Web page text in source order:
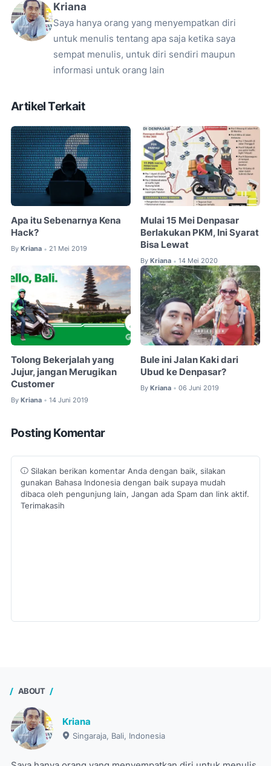
Kriana
Saya hanya orang yang menyempatkan diri
untuk menulis tentang apa saja ketika saya
sempat menulis, untuk diri sendiri maupun
informasi untuk orang lain
Artikel Terkait
Apa itu Sebenarnya Kena
Hack?
By Kriana • 21 Mei 2019
Mulai 15 Mei Denpasar
Berlakukan PKM, Ini Syarat
Bisa Lewat
By Kriana • 14 Mei 2020
Tolong Bekerjalah yang
Jujur, jangan Merugikan
Customer
By Kriana • 14 Juni 2019
Bule ini Jalan Kaki dari
Ubud ke Denpasar?
By Kriana • 06 Juni 2019
Posting Komentar
Silakan berikan komentar Anda dengan baik, silakan
gunakan Bahasa Indonesia dengan baik supaya mudah
dibaca oleh pengunjung lain, Jangan ada Spam dan link aktif.
Terimakasih
ABOUT
Kriana
Singaraja, Bali, Indonesia